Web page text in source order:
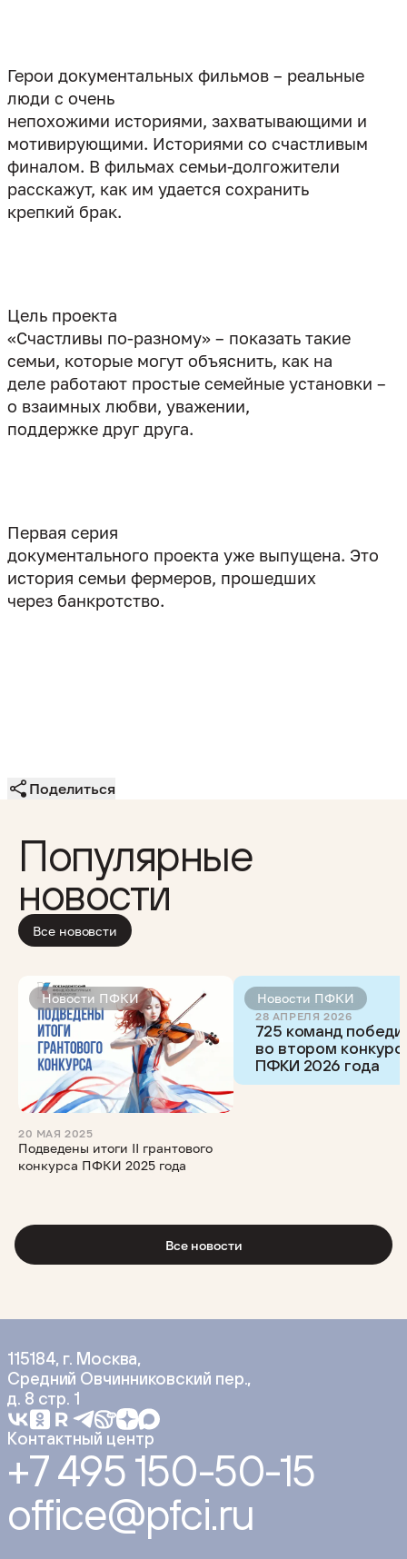
Герои документальных фильмов – реальные
люди с очень
непохожими историями, захватывающими и
мотивирующими. Историями со счастливым
финалом. В фильмах семьи-долгожители
расскажут, как им удается сохранить
крепкий брак.
Цель проекта
«Счастливы по-разному» – показать такие
семьи, которые могут объяснить, как на
деле работают простые семейные установки –
о взаимных любви, уважении,
поддержке друг друга.
Первая серия
документального проекта уже выпущена. Это
история семьи фермеров, прошедших
через банкротство.
Поделиться
Популярные
новости
Все нововсти
Новости ПФКИ
20 МАЯ 2025
Подведены итоги II грантового
конкурса ПФКИ 2025 года
Новости ПФКИ
28 АПРЕЛЯ 2026
725 команд
во втором
ПФКИ 2026 года
Все новости
115184, г. Москва,
Средний Овчинниковский пер.,
д. 8 стр. 1
Контактный центр
+7 495 150-50-15
office@pfci.ru